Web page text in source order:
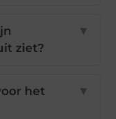
ziet?
▼
het
▼